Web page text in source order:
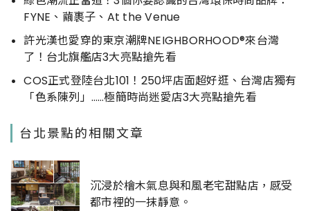
FYNE、繭裹子、At the Venue
許光漢也愛穿的東京潮牌NEIGHBORHOOD®來台灣
了！台北旗艦店3大亮點搶先看
COS正式登陸台北101！250坪店面超好逛、台灣店獨有
「色系陳列」……極簡時尚迷愛店3大亮點搶先看
台北景點的相關文章
沉浸於檜木氣息與和風老宅甜點店，感受
都市裡的一抹靜意。